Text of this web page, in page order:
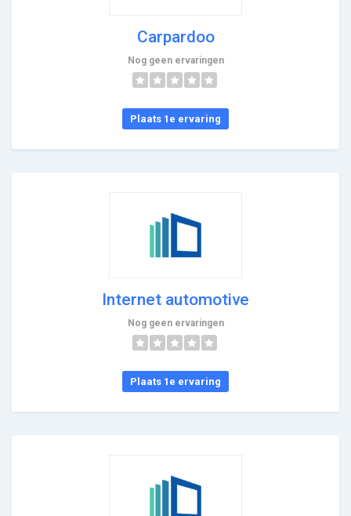
Carpardoo
Nog geen ervaringen
Plaats 1e ervaring
Internet automotive
Nog geen ervaringen
Plaats 1e ervaring